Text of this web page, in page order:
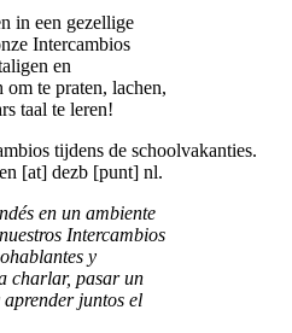
in een gezellige
Intercambios
en
om te praten, lachen,
taal te leren!
tijdens de schoolvakanties.
[at] dezb [punt] nl.
en un ambiente
Intercambios
y
charlar, pasar un
juntos el